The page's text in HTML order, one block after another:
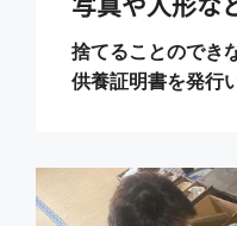
捨てることのでき
供養証明書を発行